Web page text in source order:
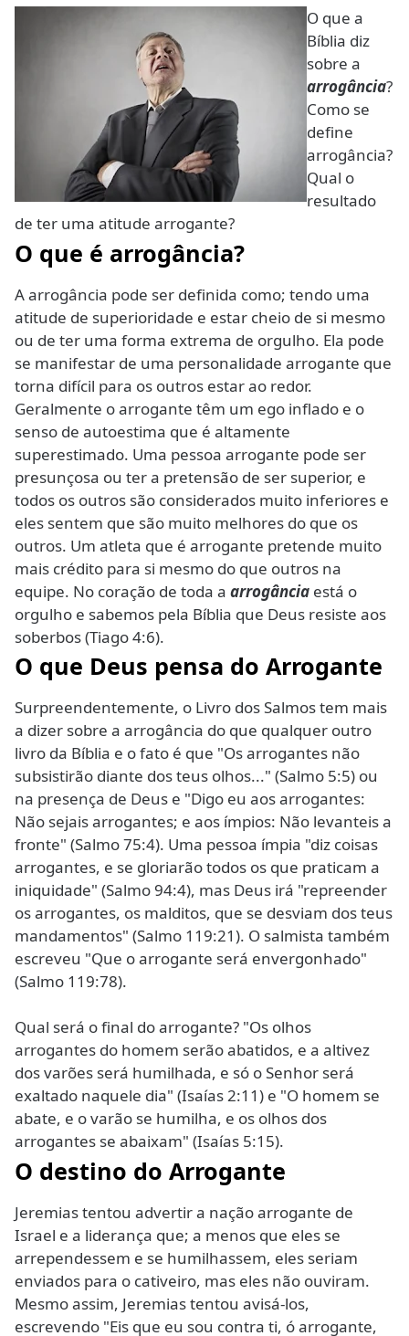
O que a
Bíblia diz
sobre a
arrogância?
Como se
define
arrogância?
Qual o
resultado
de ter uma atitude arrogante?
O que é arrogância?
A arrogância pode ser definida como; tendo uma
atitude de superioridade e estar cheio de si mesmo
ou de ter uma forma extrema de orgulho. Ela pode
se manifestar de uma personalidade arrogante que
torna difícil para os outros estar ao redor.
Geralmente o arrogante têm um ego inflado e o
senso de autoestima que é altamente
superestimado. Uma pessoa arrogante pode ser
presunçosa ou ter a pretensão de ser superior, e
todos os outros são considerados muito inferiores e
eles sentem que são muito melhores do que os
outros. Um atleta que é arrogante pretende muito
mais crédito para si mesmo do que outros na
equipe. No coração de toda a arrogância está o
orgulho e sabemos pela Bíblia que Deus resiste aos
soberbos (Tiago 4:6).
O que Deus pensa do Arrogante
Surpreendentemente, o Livro dos Salmos tem mais
a dizer sobre a arrogância do que qualquer outro
livro da Bíblia e o fato é que "Os arrogantes não
subsistirão diante dos teus olhos..." (Salmo 5:5) ou
na presença de Deus e "Digo eu aos arrogantes:
Não sejais arrogantes; e aos ímpios: Não levanteis a
fronte" (Salmo 75:4). Uma pessoa ímpia "diz coisas
arrogantes, e se gloriarão todos os que praticam a
iniquidade" (Salmo 94:4), mas Deus irá "repreender
os arrogantes, os malditos, que se desviam dos teus
mandamentos" (Salmo 119:21). O salmista também
escreveu "Que o arrogante será envergonhado"
(Salmo 119:78).
Qual será o final do arrogante? "Os olhos
arrogantes do homem serão abatidos, e a altivez
dos varões será humilhada, e só o Senhor será
exaltado naquele dia" (Isaías 2:11) e "O homem se
abate, e o varão se humilha, e os olhos dos
arrogantes se abaixam" (Isaías 5:15).
O destino do Arrogante
Jeremias tentou advertir a nação arrogante de
Israel e a liderança que; a menos que eles se
arrependessem e se humilhassem, eles seriam
enviados para o cativeiro, mas eles não ouviram.
Mesmo assim, Jeremias tentou avisá-los,
escrevendo "Eis que eu sou contra ti, ó arrogante,